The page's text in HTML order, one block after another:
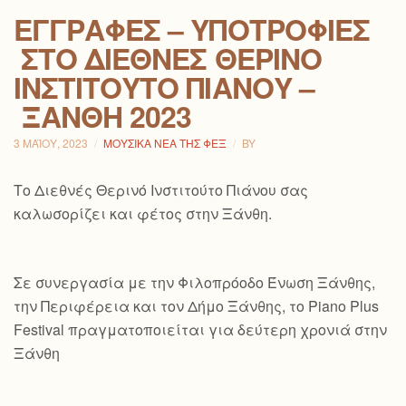
ΕΓΓΡΑΦΈΣ – ΥΠΟΤΡΟΦΊΕΣ
ΣΤΟ ΔΙΕΘΝΈΣ ΘΕΡΙΝΌ
ΙΝΣΤΙΤΟΎΤΟ ΠΙΆΝΟΥ –
ΞΆΝΘΗ 2023
3 ΜΑΪ́ΟΥ, 2023 ΜΟΥΣΙΚΆ ΝΈΑ ΤΗΣ ΦΕΞ BY
Το Διεθνές Θερινό Ινστιτούτο Πιάνου σας
καλωσορίζει και φέτος στην Ξάνθη.
Σε συνεργασία με την Φιλοπρόοδο Ένωση Ξάνθης,
την Περιφέρεια και τον Δήμο Ξάνθης, το Piano Plus
Festival πραγματοποιείται για δεύτερη χρονιά στην
Ξάνθη